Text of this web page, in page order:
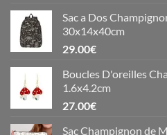
Sac a Dos
30x14x40cm
29.00€
Boucles D'oreilles
1.6x4.2cm
27.00€
Sac Champignon de